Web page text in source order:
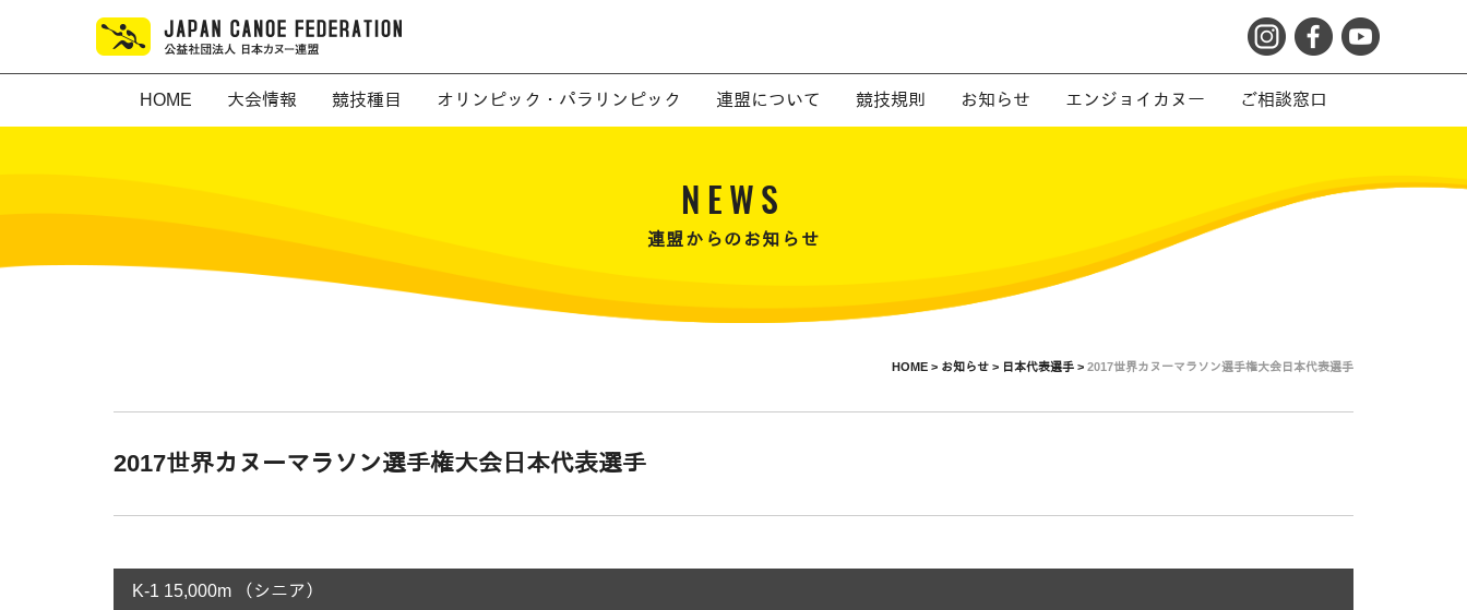
HOME 大会情報 競技種目 オリンピック・パラリンピック 連盟について 競技規則 お知らせ エンジョイカヌー ご相談窓口
NEWS
連盟からのお知らせ
HOME > お知らせ > 日本代表選手 > 2017世界カヌーマラソン選手権大会日本代表選手
2017世界カヌーマラソン選手権大会日本代表選手
K-1 15,000m （シニア）